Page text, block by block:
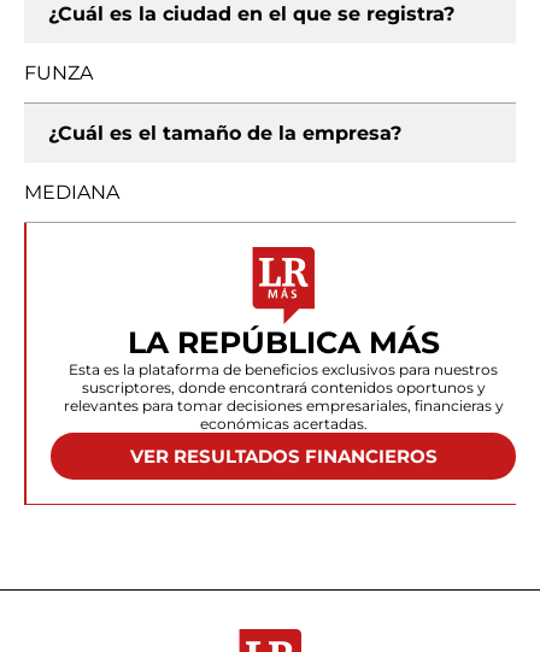
¿Cuál es la ciudad en el que se registra?
FUNZA
¿Cuál es el tamaño de la empresa?
MEDIANA
LA REPÚBLICA MÁS
Esta es la plataforma de beneficios exclusivos para nuestros
suscriptores, donde encontrará contenidos oportunos y
relevantes para tomar decisiones empresariales, financieras y
económicas acertadas.
VER RESULTADOS FINANCIEROS